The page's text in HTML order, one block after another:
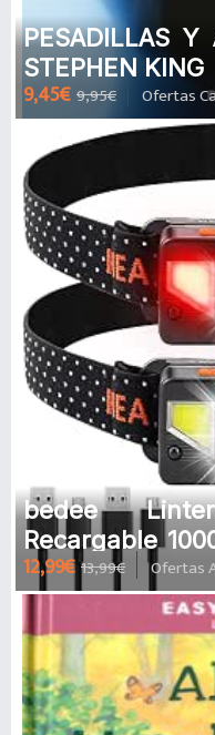
PESADILLAS Y
STEPHEN KING
9,45€ 9,95€ Ofertas
bedee
Recargable
Cabeza
IPX
12,99€ 13,99€ Ofertas